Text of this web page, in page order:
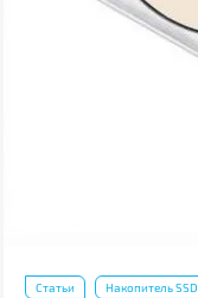
Статьи Накопитель SSD